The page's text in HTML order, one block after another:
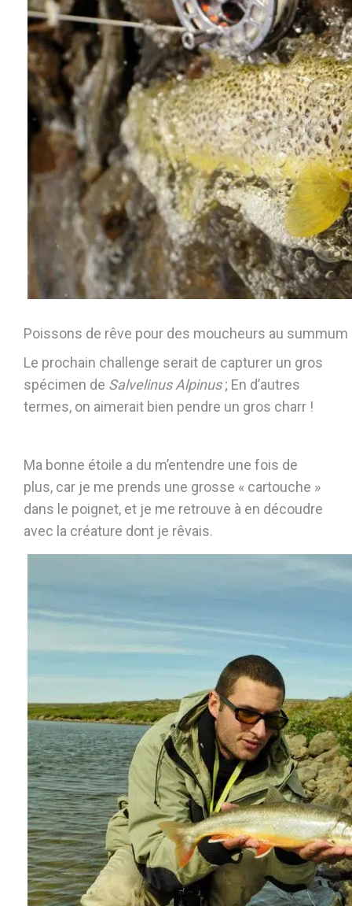
Poissons de rêve pour des moucheurs au summum
Le prochain challenge serait de capturer un gros
spécimen de Salvelinus Alpinus; En d’autres
termes, on aimerait bien pendre un gros charr !
Ma bonne étoile a du m’entendre une fois de
plus, car je me prends une grosse « cartouche »
dans le poignet, et je me retrouve à en découdre
avec la créature dont je rêvais.